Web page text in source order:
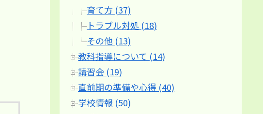
育て方 (37)
トラブル対処 (18)
その他 (13)
教科指導について (14)
講習会 (19)
直前期の準備や心得 (40)
学校情報 (50)